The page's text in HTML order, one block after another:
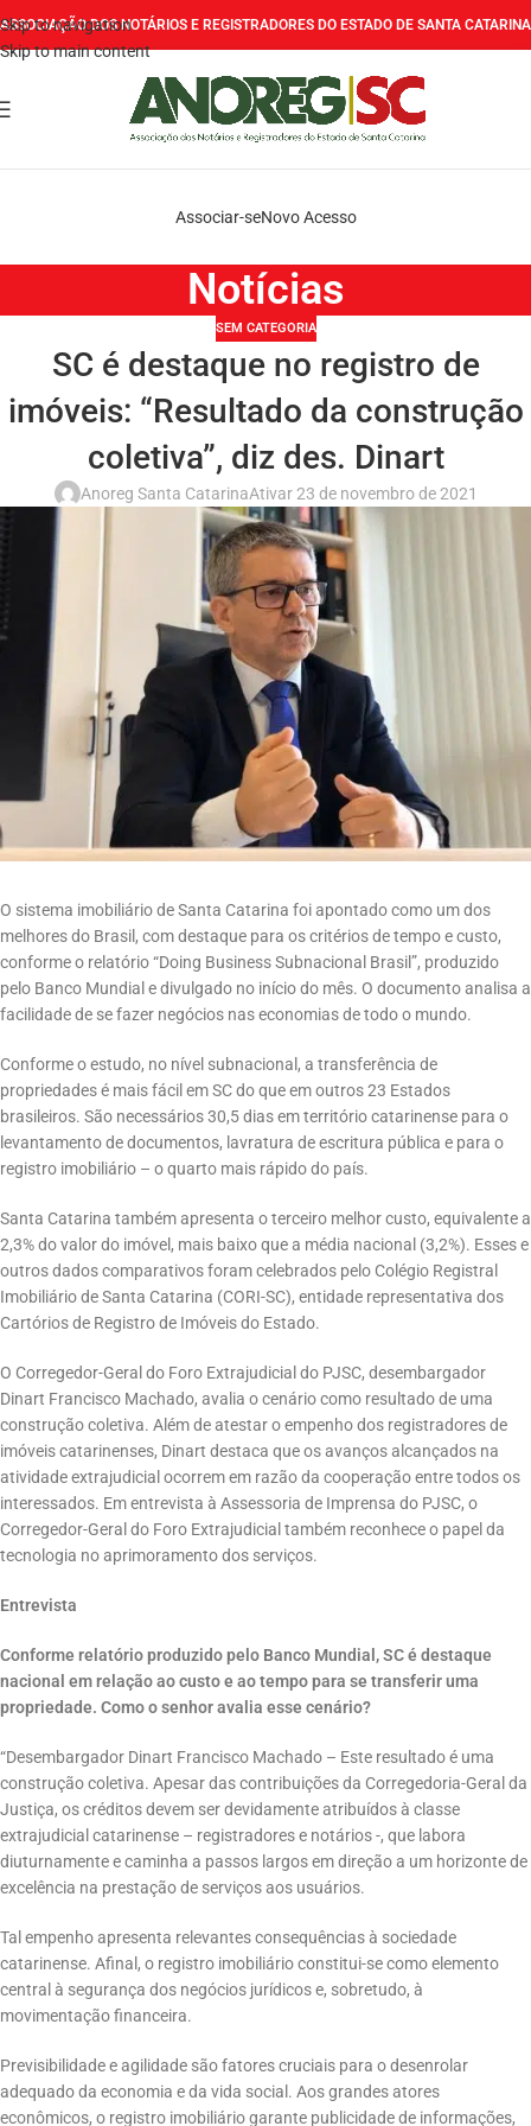
Skip to navigation
Skip to main content
ASSOCIAÇÃO DOS NOTÁRIOS E REGISTRADORES DO ESTADO DE SANTA CATARINA
Associar-seNovo Acesso
Notícias
SEM CATEGORIA
SC é destaque no registro de
imóveis: “Resultado da construção
coletiva”, diz des. Dinart
Anoreg Santa CatarinaAtivar 23 de novembro de 2021
O sistema imobiliário de Santa Catarina foi apontado como um dos
melhores do Brasil, com destaque para os critérios de tempo e custo,
conforme o relatório “Doing Business Subnacional Brasil”, produzido
pelo Banco Mundial e divulgado no início do mês. O documento analisa a
facilidade de se fazer negócios nas economias de todo o mundo.
Conforme o estudo, no nível subnacional, a transferência de
propriedades é mais fácil em SC do que em outros 23 Estados
brasileiros. São necessários 30,5 dias em território catarinense para o
levantamento de documentos, lavratura de escritura pública e para o
registro imobiliário – o quarto mais rápido do país.
Santa Catarina também apresenta o terceiro melhor custo, equivalente a
2,3% do valor do imóvel, mais baixo que a média nacional (3,2%). Esses e
outros dados comparativos foram celebrados pelo Colégio Registral
Imobiliário de Santa Catarina (CORI-SC), entidade representativa dos
Cartórios de Registro de Imóveis do Estado.
O Corregedor-Geral do Foro Extrajudicial do PJSC, desembargador
Dinart Francisco Machado, avalia o cenário como resultado de uma
construção coletiva. Além de atestar o empenho dos registradores de
imóveis catarinenses, Dinart destaca que os avanços alcançados na
atividade extrajudicial ocorrem em razão da cooperação entre todos os
interessados. Em entrevista à Assessoria de Imprensa do PJSC, o
Corregedor-Geral do Foro Extrajudicial também reconhece o papel da
tecnologia no aprimoramento dos serviços.
Entrevista
Conforme relatório produzido pelo Banco Mundial, SC é destaque
nacional em relação ao custo e ao tempo para se transferir uma
propriedade. Como o senhor avalia esse cenário?
“Desembargador Dinart Francisco Machado – Este resultado é uma
construção coletiva. Apesar das contribuições da Corregedoria-Geral da
Justiça, os créditos devem ser devidamente atribuídos à classe
extrajudicial catarinense – registradores e notários -, que labora
diuturnamente e caminha a passos largos em direção a um horizonte de
excelência na prestação de serviços aos usuários.
Tal empenho apresenta relevantes consequências à sociedade
catarinense. Afinal, o registro imobiliário constitui-se como elemento
central à segurança dos negócios jurídicos e, sobretudo, à
movimentação financeira.
Previsibilidade e agilidade são fatores cruciais para o desenrolar
adequado da economia e da vida social. Aos grandes atores
econômicos, o registro imobiliário garante publicidade de informações,